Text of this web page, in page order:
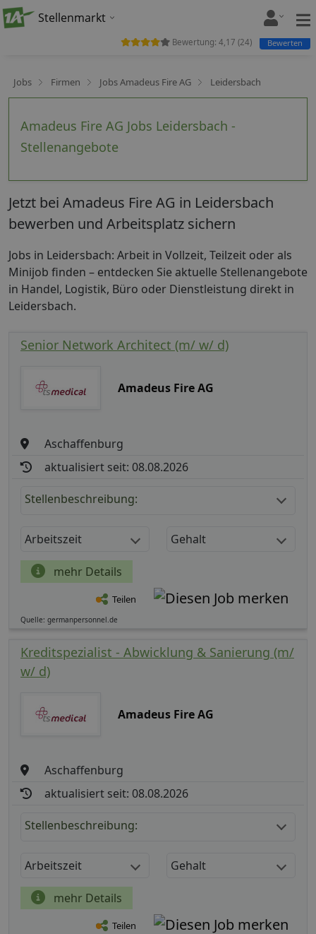
Stellenmarkt
Jobs Firmen Jobs Amadeus Fire AG Leidersbach
Amadeus Fire AG Jobs Leidersbach -
Stellenangebote
Bewertung: 4,17 (24) Bewerten
Jetzt bei Amadeus Fire AG in Leidersbach
bewerben und Arbeitsplatz sichern
Jobs in Leidersbach: Arbeit in Vollzeit, Teilzeit oder als
Minijob finden – entdecken Sie aktuelle Stellenangebote
in Handel, Logistik, Büro oder Dienstleistung direkt in
Leidersbach.
Senior Network Architect (m/ w/ d)
Amadeus Fire AG
Aschaffenburg
aktualisiert seit: 08.08.2026
Stellenbeschreibung:
Arbeitszeit Gehalt
mehr Details
Teilen
Quelle: germanpersonnel.de
Kreditspezialist - Abwicklung & Sanierung (m/
w/ d)
Amadeus Fire AG
Aschaffenburg
aktualisiert seit: 08.08.2026
Stellenbeschreibung:
Arbeitszeit Gehalt
mehr Details
Teilen